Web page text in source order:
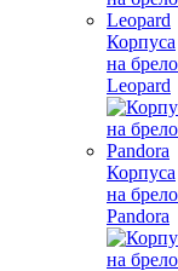
Корпуса
на
Leopard
Корпуса
на
Pandora